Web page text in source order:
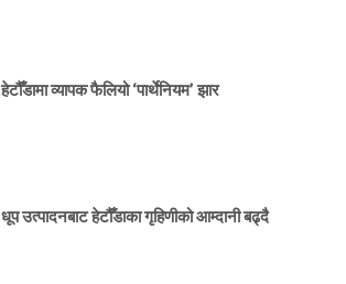
हेटौँडामा व्यापक फैलियो ‘पार्थेनियम’ झार
धूप उत्पादनबाट हेटौँडाका गृहिणीको आम्दानी बढ्दै